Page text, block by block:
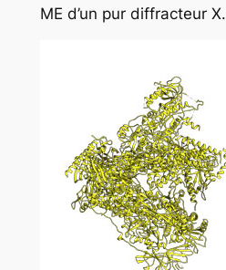
ME d’un pur diffracteur X.